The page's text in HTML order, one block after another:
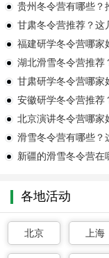
贵州冬令营有哪些？
甘肃冬令营推荐？这
福建研学冬令营哪家
湖北滑雪冬令营推荐
甘肃研学冬令营哪家
安徽研学冬令营推荐
北京演讲冬令营哪家
滑雪冬令营有哪些？
新疆的滑雪冬令营在
各地活动
北京 上海